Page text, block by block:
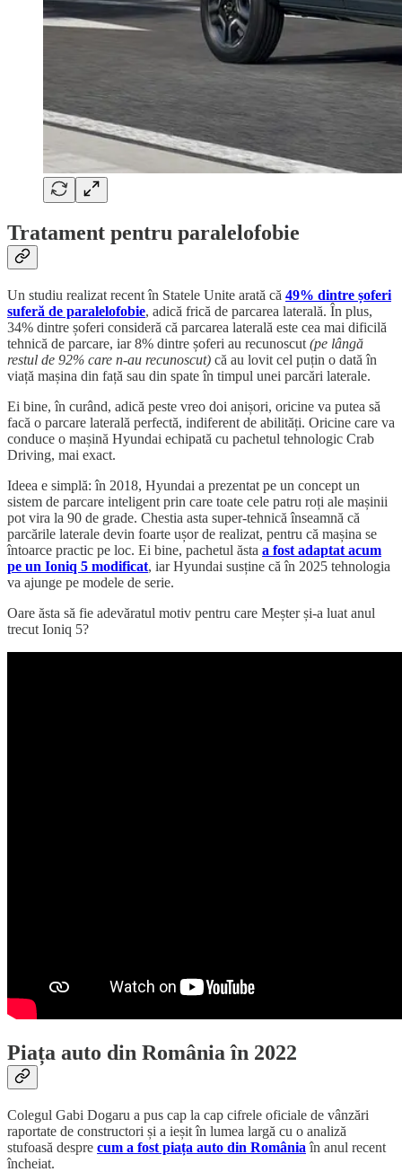
Tratament pentru paralelofobie
Un studiu realizat recent în Statele Unite arată că 49% dintre șoferi
suferă de paralelofobie, adică frică de parcarea laterală. În plus,
34% dintre șoferi consideră că parcarea laterală este cea mai dificilă
tehnică de parcare, iar 8% dintre șoferi au recunoscut (pe lângă
restul de 92% care n-au recunoscut) că au lovit cel puțin o dată în
viață mașina din față sau din spate în timpul unei parcări laterale.
Ei bine, în curând, adică peste vreo doi anișori, oricine va putea să
facă o parcare laterală perfectă, indiferent de abilități. Oricine care va
conduce o mașină Hyundai echipată cu pachetul tehnologic Crab
Driving, mai exact.
Ideea e simplă: în 2018, Hyundai a prezentat pe un concept un
sistem de parcare inteligent prin care toate cele patru roți ale mașinii
pot vira la 90 de grade. Chestia asta super-tehnică înseamnă că
parcările laterale devin foarte ușor de realizat, pentru că mașina se
întoarce practic pe loc. Ei bine, pachetul ăsta a fost adaptat acum
pe un Ioniq 5 modificat, iar Hyundai susține că în 2025 tehnologia
va ajunge pe modele de serie.
Oare ăsta să fie adevăratul motiv pentru care Meșter și-a luat anul
trecut Ioniq 5?
Piața auto din România în 2022
Colegul Gabi Dogaru a pus cap la cap cifrele oficiale de vânzări
raportate de constructori și a ieșit în lumea largă cu o analiză
stufoasă despre cum a fost piața auto din România în anul recent
încheiat.